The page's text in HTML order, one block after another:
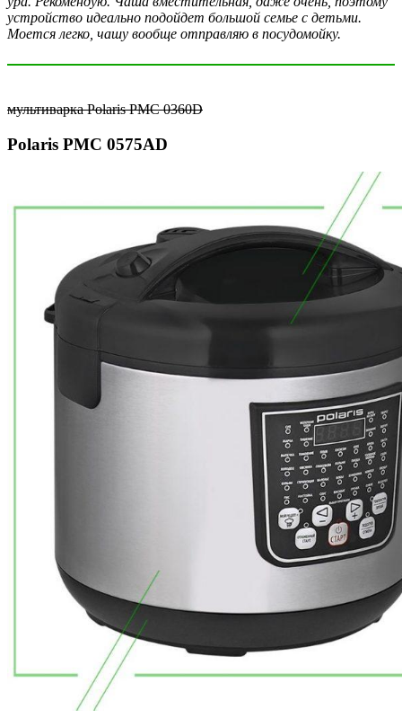
устройство идеально подойдет большой семье с детьми.
Моется легко, чашу вообще отправляю в посудомойку.
мультиварка Polaris PMC 0360D
Polaris PMC 0575AD